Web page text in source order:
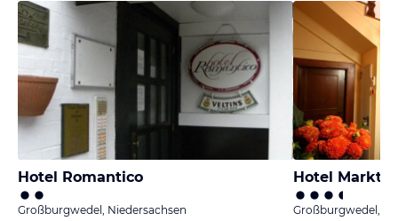
Hotel Romantico
Großburgwedel, Niedersachsen
Hotel
Großburgwedel,